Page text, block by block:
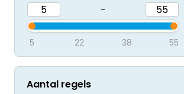
-
5 22 38 55
Aantal regels